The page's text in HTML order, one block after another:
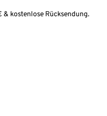
& kostenlose Rücksendung.